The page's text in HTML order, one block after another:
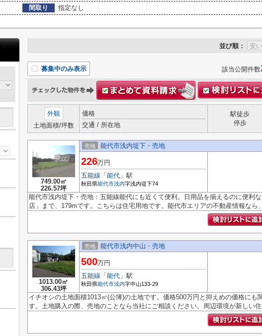
間取り
指定なし
並び順：
募集中のみ表示 該当公開件数
外観
土地面積/坪数
価格
交通 / 所在地
駅徒歩
停歩
749.00㎡
226.57坪
売地 能代市浅内堤下・売地
226万円
五能線 「 能代 」駅
秋田県能代市浅内字浅内堤下74
能代市浅内堤下・売地：五能線能代にも近くて便利。日用品を揃えるのに便利
店」まで、179mです。こちらは住宅用地です。能代市エリアの不動産情報なら
1013.00㎡
306.43坪
売地 能代市浅内中山・売地
500万円
五能線 「 能代 」駅
秋田県能代市浅内字中山133-29
イチオシの土地面積1013㎡(公簿)の土地です。価格500万円と抑えめの価格にも
す。土地購入の際、売地のことなら当社にご相談ください。周辺環境が新しい